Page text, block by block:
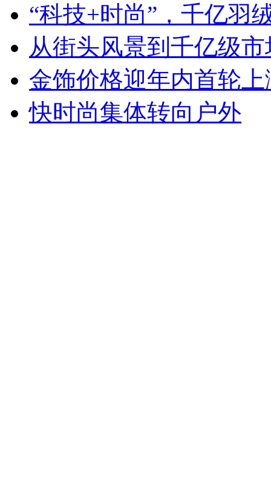
“科技+时尚”，千亿羽
从街头风景到千亿级
金饰价格迎年内首轮上
快时尚集体转向户外